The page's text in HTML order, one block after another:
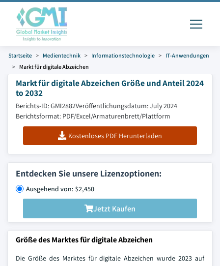
Startseite Medientechnik Informationstechnologie
IT-Anwendungen
Markt für digitale Abzeichen
Markt für digitale Abzeichen Größe und Anteil 2024
to 2032
Berichts-ID: GMI2882Veröffentlichungsdatum: July 2024
Berichtsformat: PDF/Excel/Armaturenbrett/Plattform
Kostenloses PDF Herunterladen
Entdecken Sie unsere Lizenzoptionen:
Ausgehend von: $2,450
Jetzt Kaufen
Größe des Marktes für digitale Abzeichen
Die Größe des Marktes für digitale Abzeichen wurde 2023 auf